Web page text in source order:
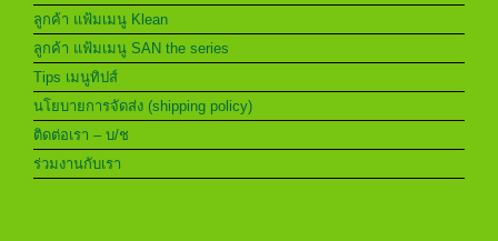
ลูกค้า แฟ้มเมนู Klean
ลูกค้า แฟ้มเมนู SAN the series
Tips เมนูทิปส์
นโยบายการจัดส่ง (shipping policy)
ติดต่อเรา – บ/ช
ร่วมงานกับเรา